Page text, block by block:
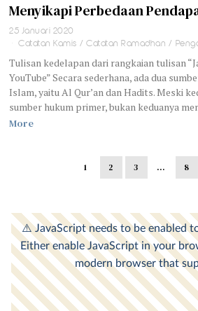
Menyikapi Perbedaan
25 Januari 2020
Catatan Kamis / Catatan Ramadhan /
Tulisan kedelapan dari rangkaian tulisan
YouTube” Secara sederhana, ada dua
Islam, yaitu Al Qur’an dan Hadits. Meski
sumber hukum primer, bukan keduanya
More
1 2 3 … 8